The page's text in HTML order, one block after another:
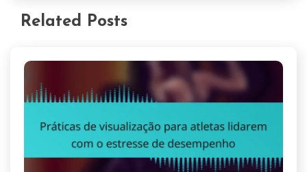
Related Posts